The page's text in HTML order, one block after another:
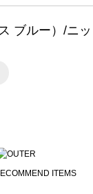
ブルー）/ニッ